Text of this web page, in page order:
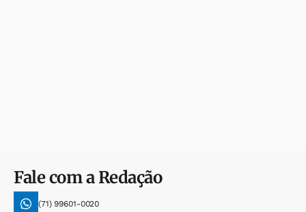
Fale com a Redação
(71) 99601-0020